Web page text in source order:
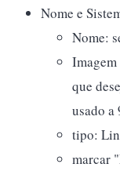
Nome e
Nome:
que
usado a
tipo:
marcar